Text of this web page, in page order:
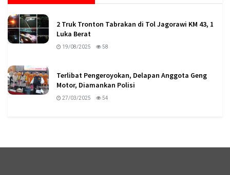
2 Truk Tronton Tabrakan di Tol Jagorawi KM 43, 1
Luka Berat
19/08/2025 58
Terlibat Pengeroyokan, Delapan Anggota Geng
Motor, Diamankan Polisi
27/03/2025 54